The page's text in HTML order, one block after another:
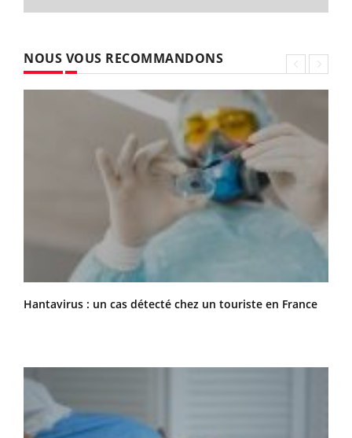
NOUS VOUS RECOMMANDONS
Hantavirus : un cas détecté chez un touriste en France